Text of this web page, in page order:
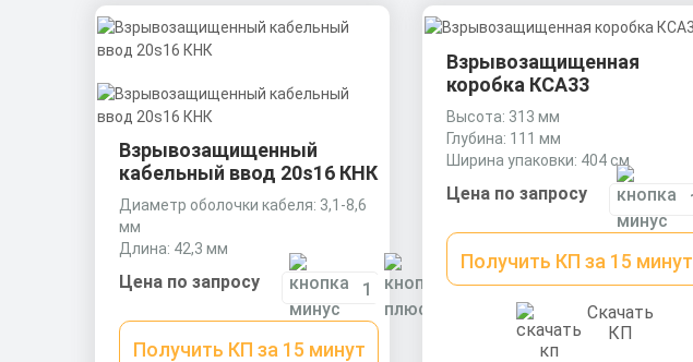
Взрывозащищенный
кабельный ввод 20s16 КНК
Диаметр оболочки кабеля: 3,1-8,6
мм
Длина: 42,3 мм
Цена по запросу
Получить КП за 15 минут
Взрывозащищенная
коробка КСА33
Высота: 313 мм
Глубина: 111 мм
Ширина упаковки: 404 см
Цена по запросу
Получить КП за 15 минут
Скачать
КП